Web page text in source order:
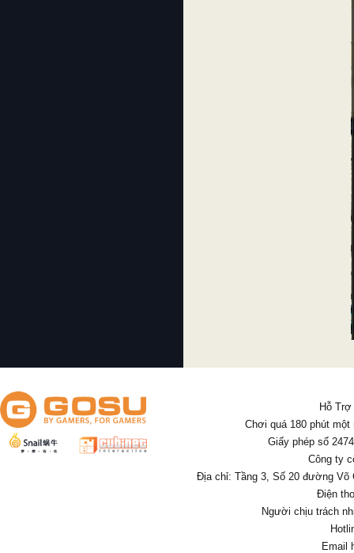
Hỗ Trợ
Chơi quá 180 phút
Giấy phép số
Công ty
Địa chỉ: Tầng 3, Số 20 đường Võ
Điện
Người chịu trách
Email